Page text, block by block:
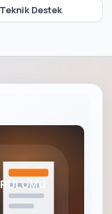
Teknik Destek